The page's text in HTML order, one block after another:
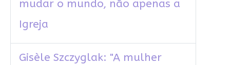
mudar o mundo, não apenas a
Igreja
Gisèle Szczyglak: "A mulher